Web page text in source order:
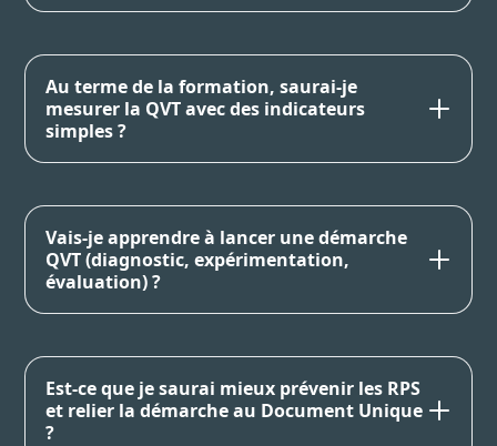
Au terme de la formation, saurai-je
mesurer la QVT avec des indicateurs
simples ?
Vais-je apprendre à lancer une démarche
QVT (diagnostic, expérimentation,
évaluation) ?
Est-ce que je saurai mieux prévenir les RPS
et relier la démarche au Document Unique
?